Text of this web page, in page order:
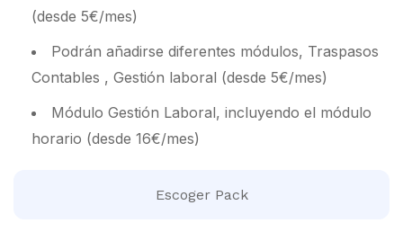
(desde 5€/mes)
Podrán añadirse diferentes módulos, Traspasos
Contables , Gestión laboral (desde 5€/mes)
Módulo Gestión Laboral, incluyendo el módulo
horario (desde 16€/mes)
Escoger Pack